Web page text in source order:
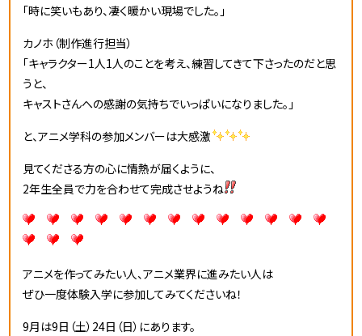
「時に笑いもあり、凄く暖かい現場でした。」
カノホ（制作進行担当）
「キャラクター1人1人のことを考え、練習してきて下さったのだと思
うと、
キャストさんへの感謝の気持ちでいっぱいになりました。」
と、アニメ学科の参加メンバーは大感激
見てくださる方の心に情熱が届くように、
2年生全員で力を合わせて完成させようね
アニメを作ってみたい人、アニメ業界に進みたい人は
ぜひ一度体験入学に参加してみてくださいね！
9月は9日（土）24日（日）にあります。